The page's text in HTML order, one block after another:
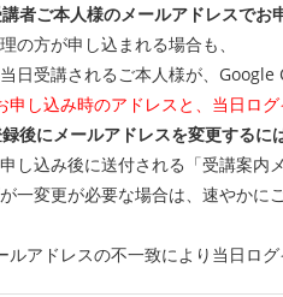
者ご本人様のメールアドレスでお
の方が申し込まれる場合も、
日受講されるご本人様が、Google
申し込み時のアドレスと、当日ロ
後にメールアドレスを変更するに
し込み後に送付される「受講案内
一変更が必要な場合は、速やかに
ルアドレスの不一致により当日ロ